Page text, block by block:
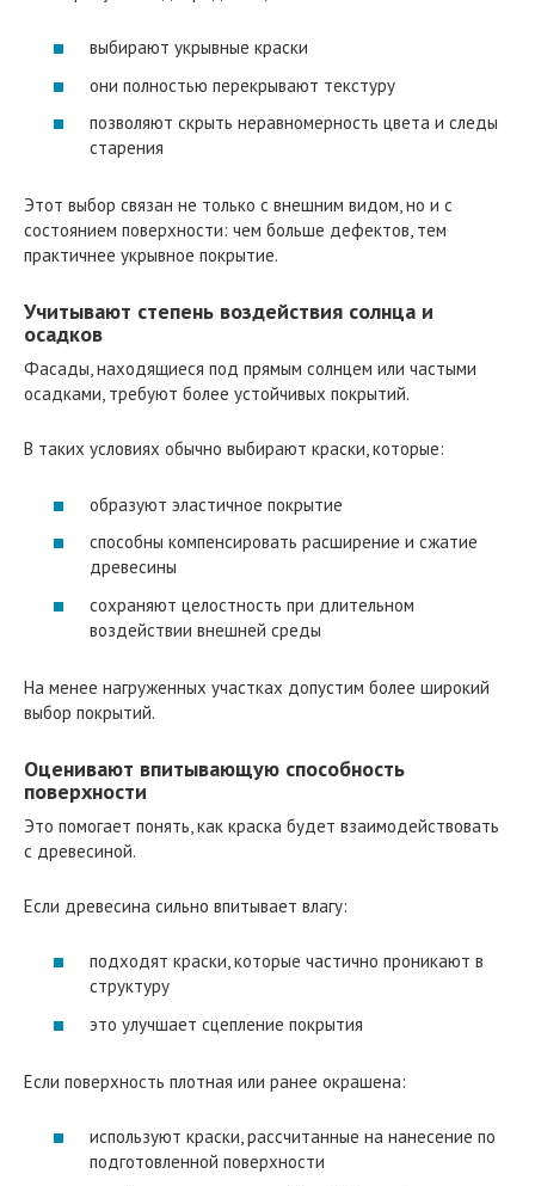
выбирают укрывные краски
они полностью перекрывают текстуру
позволяют скрыть неравномерность цвета и следы
старения
Этот выбор связан не только с внешним видом, но и с
состоянием поверхности: чем больше дефектов, тем
практичнее укрывное покрытие.
Учитывают степень воздействия солнца и
осадков
Фасады, находящиеся под прямым солнцем или частыми
осадками, требуют более устойчивых покрытий.
В таких условиях обычно выбирают краски, которые:
образуют эластичное покрытие
способны компенсировать расширение и сжатие
древесины
сохраняют целостность при длительном
воздействии внешней среды
На менее нагруженных участках допустим более широкий
выбор покрытий.
Оценивают впитывающую способность
поверхности
Это помогает понять, как краска будет взаимодействовать
с древесиной.
Если древесина сильно впитывает влагу:
подходят краски, которые частично проникают в
структуру
это улучшает сцепление покрытия
Если поверхность плотная или ранее окрашена:
используют краски, рассчитанные на нанесение по
подготовленной поверхности